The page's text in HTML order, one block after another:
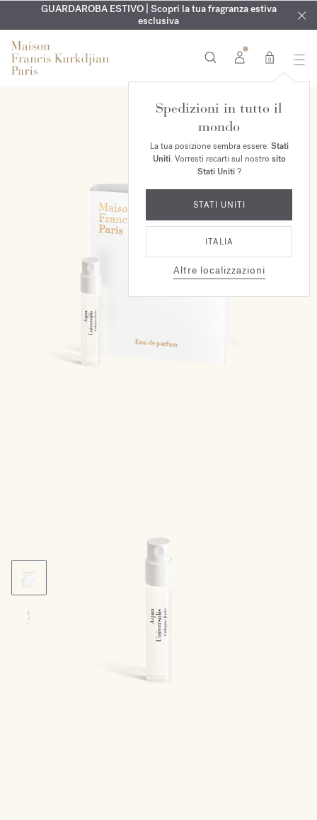
ESCLUSIVO | Scopri la nuova fragranza OUDvelvet moodnel
tuo ordine*
INCISIONE GRATUITA | Su tutte le fragranze e gli oli per il
corpo fino al 9 agosto
GUARDAROBA ESTIVO | Scopri la tua fragranza estiva
esclusiva
0
Spedizioni in tutto il
mondo
La tua posizione sembra essere: Stati
Uniti. Vorresti recarti sul nostro sito
Stati Uniti?
STATI UNITI
ITALIA
Altre localizzazioni